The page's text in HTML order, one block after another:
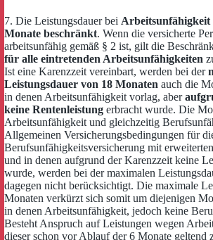
7. Die Leistungsdauer bei Arbeitsunfähigkeit
Monate beschränkt. Wenn die versicherte
arbeitsunfähig gemäß § 2 ist, gilt die
für alle eintretenden Arbeitsunfähigkeiten
Ist eine Karenzzeit vereinbart, werden bei der
Leistungsdauer von 18 Monaten auch die
in denen Arbeitsunfähigkeit vorlag, aber
keine Rentenleistung erbracht wurde. Die
Arbeitsunfähigkeit und gleichzeitig
Allgemeinen Versicherungsbedingungen für
Berufsunfähigkeitsversicherung mit
und in denen aufgrund der Karenzzeit keine
wurde, werden bei der maximalen
dagegen nicht berücksichtigt. Die maximale
Monaten verkürzt sich somit um diejenigen
in denen Arbeitsunfähigkeit, jedoch keine
Besteht Anspruch auf Leistungen wegen
dieser schon vor Ablauf der 6 Monate geltend